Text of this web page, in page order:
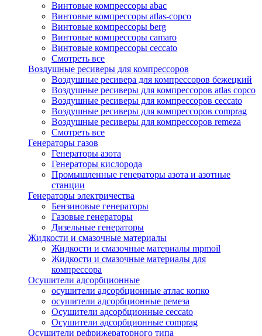
Винтовые компрессоры abac
Винтовые компрессоры atlas-copco
Винтовые компрессоры berg
Винтовые компрессоры camaro
Винтовые компрессоры ceccato
Смотреть все
Воздушные ресиверы для компрессоров
Воздушные ресивера для компрессоров бежецкий
Воздушные ресиверы для компрессоров atlas copco
Воздушные ресиверы для компрессоров ceccato
Воздушные ресиверы для компрессоров comprag
Воздушные ресиверы для компрессоров remeza
Смотреть все
Генераторы газов
Генераторы азота
Генераторы кислорода
Промышленные генераторы азота и азотные
станции
Генераторы электричества
Бензиновые генераторы
Газовые генераторы
Дизельные генераторы
Жидкости и смазочные материалы
Жидкости и смазочные материалы mpmoil
Жидкости и смазочные материалы для
компрессора
Осушители адсорбционные
осушители адсорбционные атлас копко
осушители адсорбционные ремеза
Осушители адсорбционные ceccato
Осушители адсорбционные comprag
Осушители рефрижераторного типа